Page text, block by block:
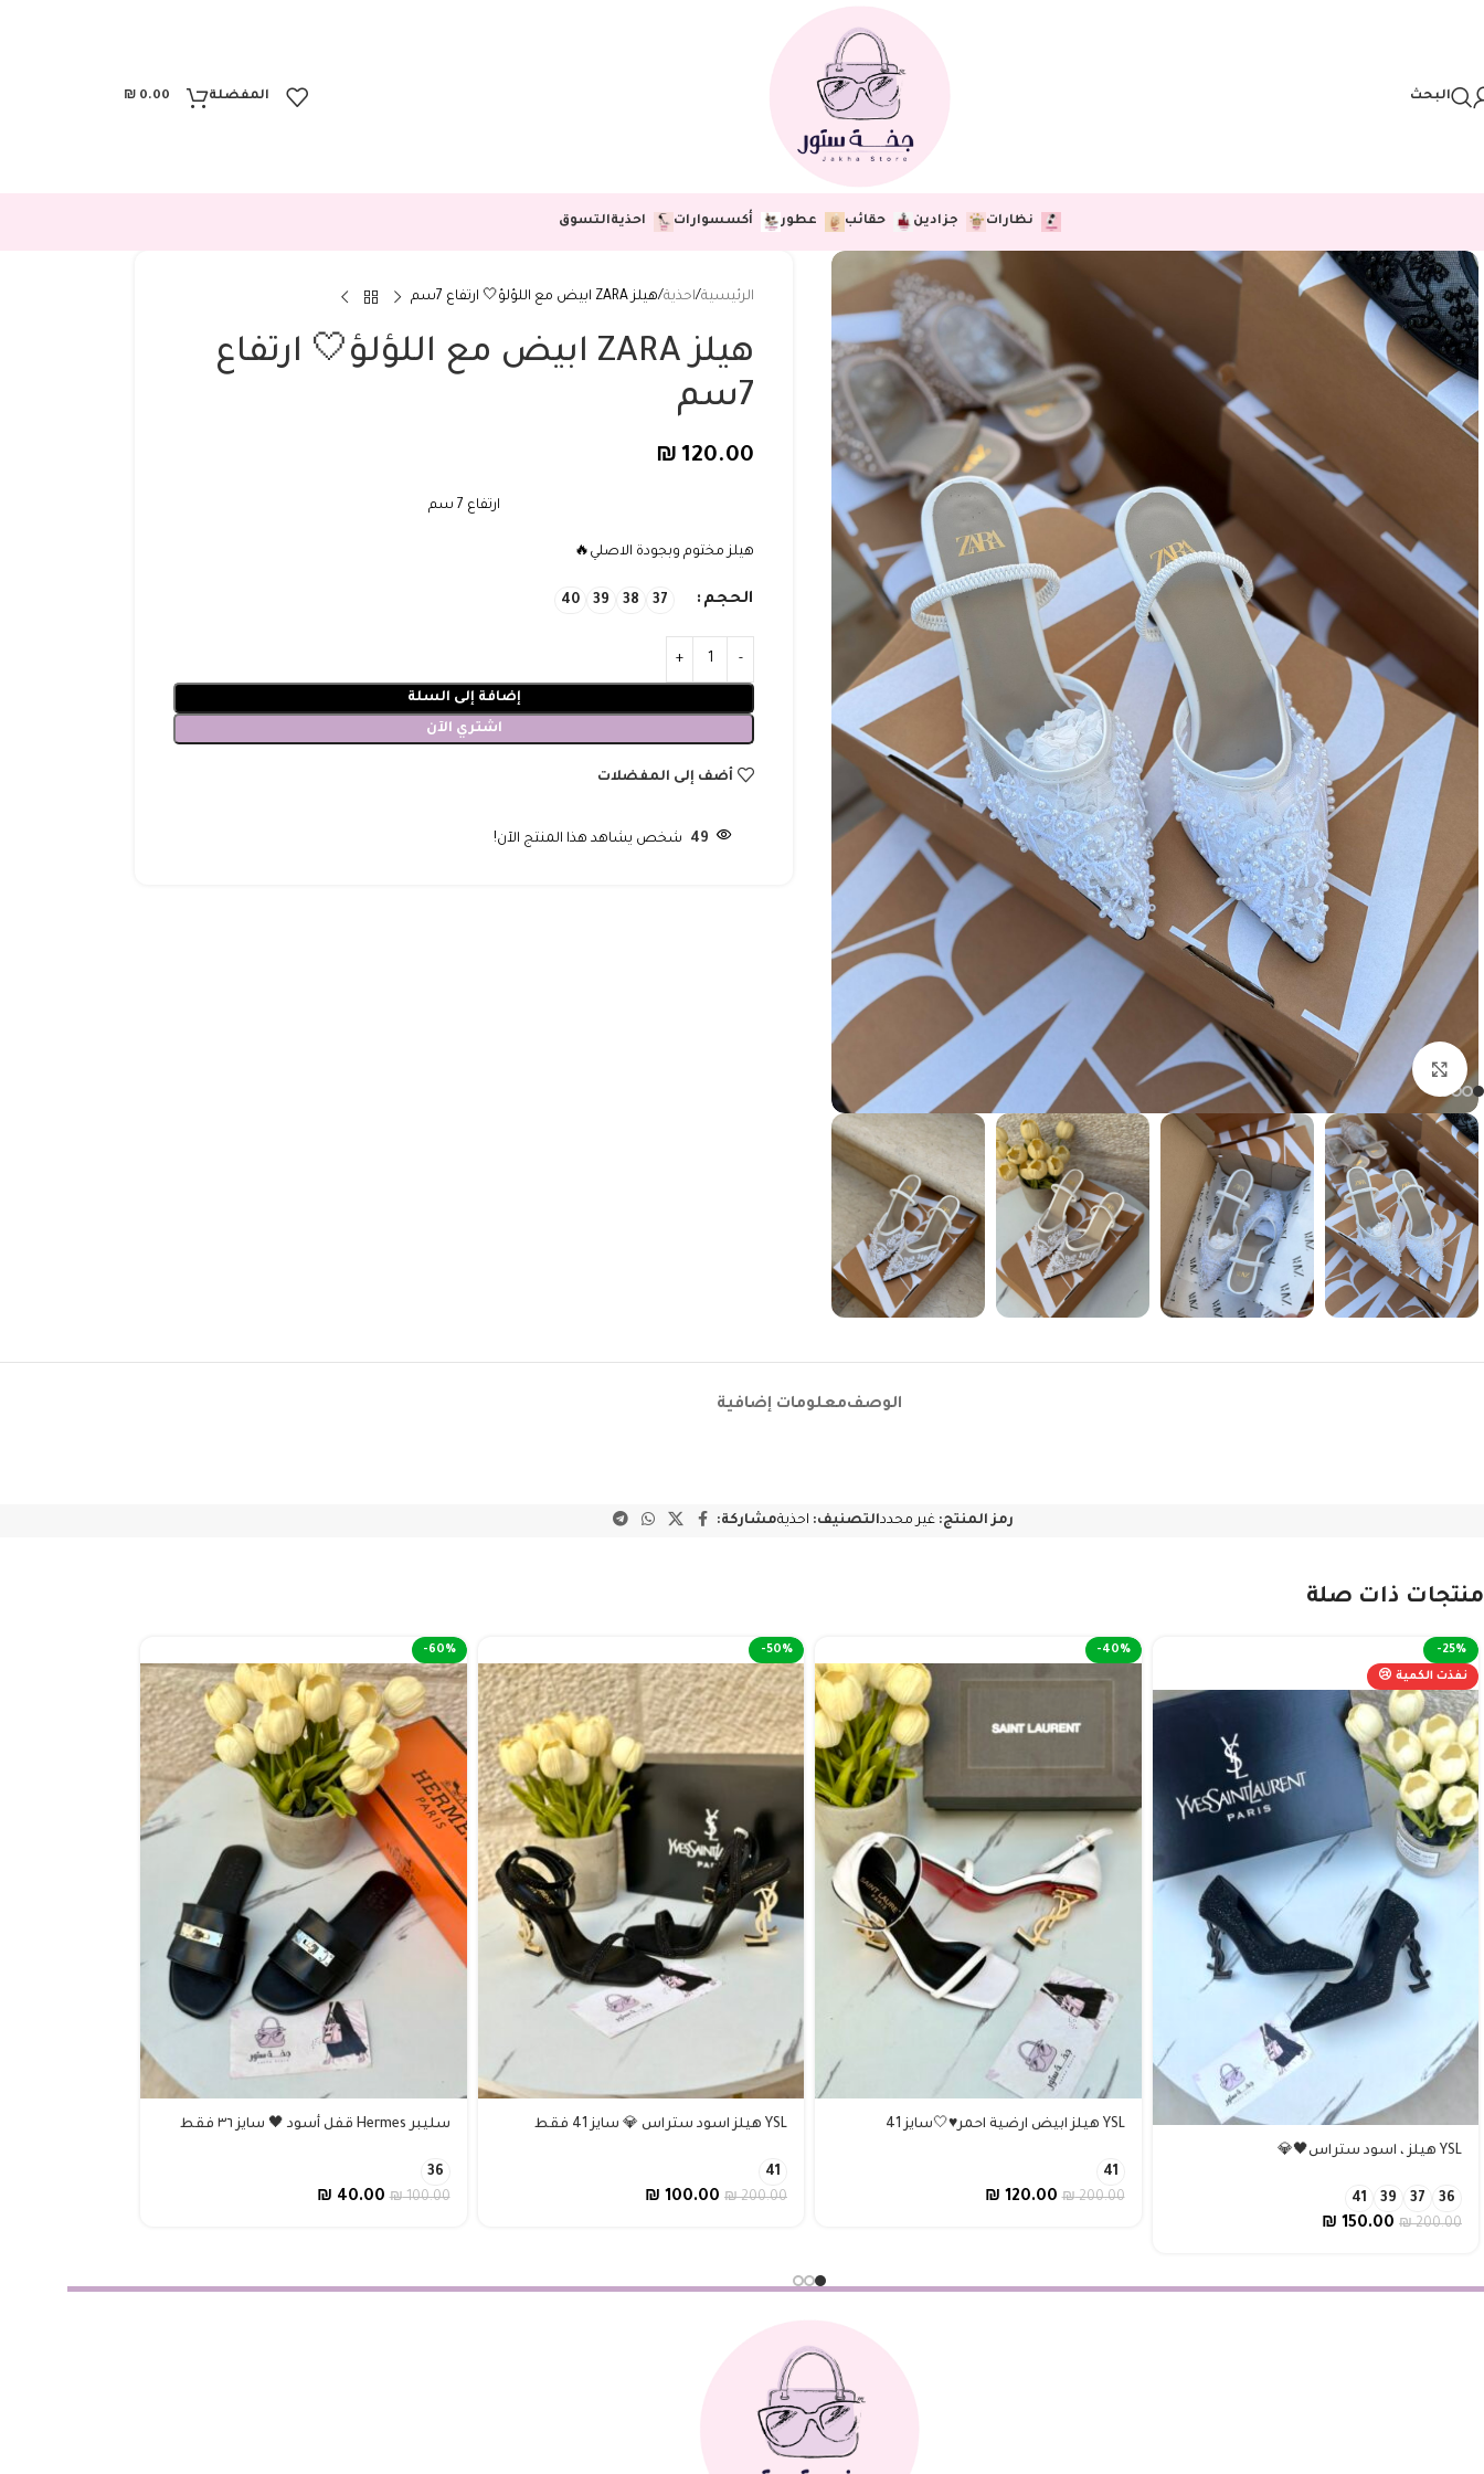
البحث المفضلة ₪ 0.00
نظارات جزادين حقائب عطور أكسسوارات احذيةالتسوق
Click to enlarge
الرئيسية احذية هيلز ZARA ابيض مع اللؤلؤ🤍 ارتفاع 7سم
هيلز ZARA ابيض مع اللؤلؤ🤍 ارتفاع
7سم
₪ 120.00
ارتفاع 7 سم
هيلز مختوم وبجودة الاصلي🔥
الحجم 37
38
39
40
إضافة إلى السلة
اشتري الآن
أضف إلى المفضلات
49 شخص يشاهد هذا المنتج الآن!
الوصفمعلومات إضافية
رمز المنتج:غير محددالتصنيف: احذيةمشاركة:
منتجات ذات صلة
-25%
نفذت الكمية 😢
YSL هيلز ، اسود ستراس🖤💎
36
37
39
41
₪200.00
₪ 150.00
-40%
YSL هيلز ابيض ارضية احمر♥️🤍سايز 41
41
₪200.00
₪ 120.00
-50%
YSL هيلز اسود ستراس 💎 سايز 41 فقط
41
₪200.00
₪ 100.00
-60%
سليبر Hermes قفل أسود 🖤 سايز ٣٦ فقط
36
₪100.00
₪ 40.00